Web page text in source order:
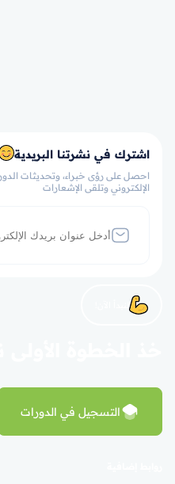
اشترك في نشرتنا البريدية
احصل على رؤى خبراء، وتحديثات
الإلكتروني وتلقى الإشعارات
لنبدأ الآن!
التسجيل في الدورات